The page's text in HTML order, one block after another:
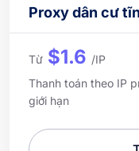
Proxy dân cư
Từ $1.6 /IP
Thanh toán theo IP
giới hạn